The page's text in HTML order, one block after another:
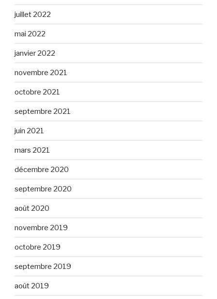
juillet 2022
mai 2022
janvier 2022
novembre 2021
octobre 2021
septembre 2021
juin 2021
mars 2021
décembre 2020
septembre 2020
août 2020
novembre 2019
octobre 2019
septembre 2019
août 2019